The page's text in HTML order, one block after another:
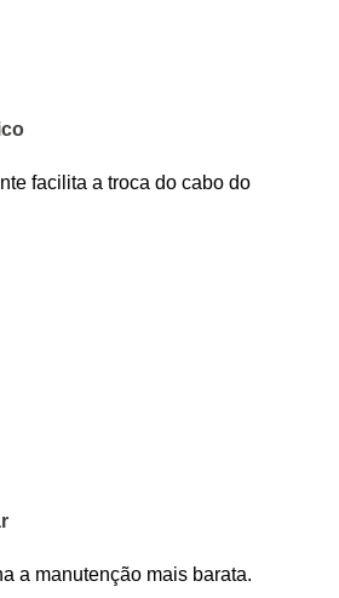
facilita a troca do cabo do
a manutenção mais barata.